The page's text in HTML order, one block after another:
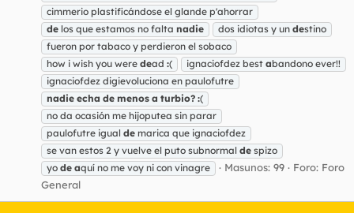
cimmerio plastificándose el glande p'ahorrar
de los que estamos no falta nadie dos idiotas y un destino
fueron por tabaco y perdieron el sobaco
how i wish you were dead :( ignaciofdez best abandono ever!!
ignaciofdez digievoluciona en paulofutre
nadie echa de menos a turbio? :(
no da ocasión me hijoputea sin parar
paulofutre igual de marica que ignaciofdez
se van estos 2 y vuelve el puto subnormal de spizo
yo de aquí no me voy ni con vinagre Masunos: 99 Foro: Foro
General